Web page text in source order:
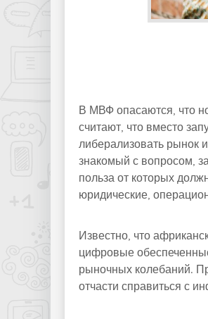
В МВФ опасаются, что
считают, что вместо
либерализовать рынок
знакомый с вопросом,
польза от которых
юридические,
Известно, что
цифровые
рыночных колебаний.
отчасти справиться с